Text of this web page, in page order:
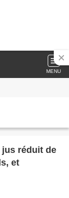
MENU
réduit de
et